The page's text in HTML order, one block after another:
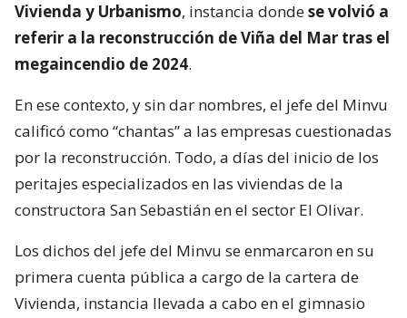
Vivienda y Urbanismo, instancia dondese volvió a
referir a la reconstrucción de Viña del Mar tras el
megaincendio de 2024.
En ese contexto, y sin dar nombres, el jefe del Minvu
calificó como “chantas” a las empresas cuestionadas
por la reconstrucción. Todo, a días del inicio de los
peritajes especializados en las viviendas de la
constructora San Sebastián en el sector El Olivar.
Los dichos del jefe del Minvu se enmarcaron en su
primera cuenta pública a cargo de la cartera de
Vivienda, instancia llevada a cabo en el gimnasio